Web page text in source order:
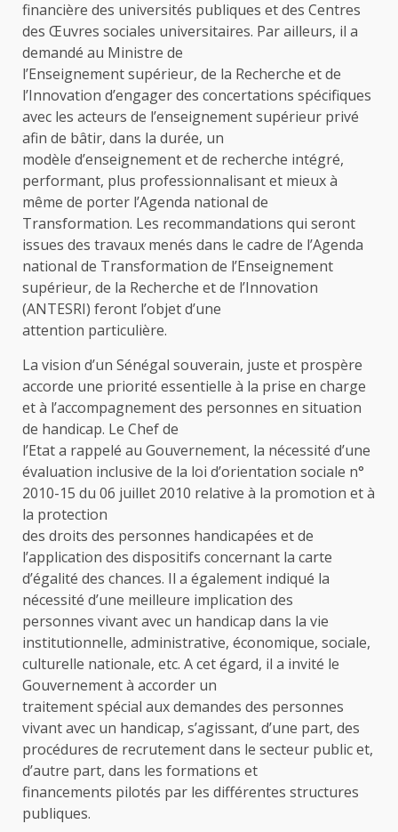
financière des universités publiques et des Centres
des Œuvres sociales universitaires. Par ailleurs, il a
demandé au Ministre de
l’Enseignement supérieur, de la Recherche et de
l’Innovation d’engager des concertations spécifiques
avec les acteurs de l’enseignement supérieur privé
afin de bâtir, dans la durée, un
modèle d’enseignement et de recherche intégré,
performant, plus professionnalisant et mieux à
même de porter l’Agenda national de
Transformation. Les recommandations qui seront
issues des travaux menés dans le cadre de l’Agenda
national de Transformation de l’Enseignement
supérieur, de la Recherche et de l’Innovation
(ANTESRI) feront l’objet d’une
attention particulière.
La vision d’un Sénégal souverain, juste et prospère
accorde une priorité essentielle à la prise en charge
et à l’accompagnement des personnes en situation
de handicap. Le Chef de
l’Etat a rappelé au Gouvernement, la nécessité d’une
évaluation inclusive de la loi d’orientation sociale n°
2010-15 du 06 juillet 2010 relative à la promotion et à
la protection
des droits des personnes handicapées et de
l’application des dispositifs concernant la carte
d’égalité des chances. Il a également indiqué la
nécessité d’une meilleure implication des
personnes vivant avec un handicap dans la vie
institutionnelle, administrative, économique, sociale,
culturelle nationale, etc. A cet égard, il a invité le
Gouvernement à accorder un
traitement spécial aux demandes des personnes
vivant avec un handicap, s’agissant, d’une part, des
procédures de recrutement dans le secteur public et,
d’autre part, dans les formations et
financements pilotés par les différentes structures
publiques.